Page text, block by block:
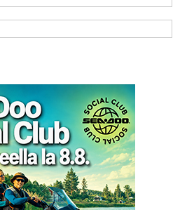
LUE DIGILEHDET
ASIAKASPALVELU JA
OHJEET
MEDIATIEDOT
YHTEYSTIEDOT